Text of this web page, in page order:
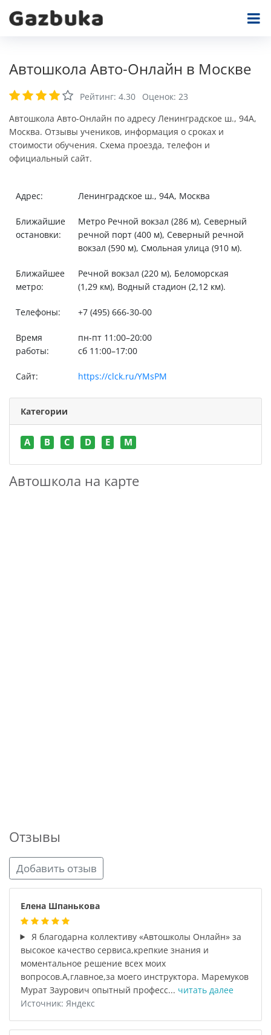
Автошкола Авто-Онлайн в Москве
Рейтинг: 4.30 Оценок: 23
Автошкола Авто-Онлайн по адресу Ленинградское ш., 94А,
Москва. Отзывы учеников, информация о сроках и
стоимости обучения. Схема проезда, телефон и
официальный сайт.
Адрес: Ленинградское ш., 94А, Москва
Ближайшие
остановки:
Метро Речной вокзал (286 м), Северный
речной порт (400 м), Северный речной
вокзал (590 м), Смольная улица (910 м).
Ближайшее
метро:
Речной вокзал (220 м), Беломорская
(1,29 км), Водный стадион (2,12 км).
Телефоны: +7 (495) 666-30-00
Время
работы:
пн-пт 11:00–20:00
сб 11:00–17:00
Сайт: https://clck.ru/YMsPM
Категории
A B C D E M
Автошкола на карте
Отзывы
Добавить отзыв
Елена Шпанькова
Я благодарна коллективу «Автошколы Онлайн» за
высокое качество сервиса,крепкие знания и
моментальное решение всех моих
вопросов.А,главное,за моего инструктора. Маремуков
Мурат Заурович опытный професс... читать далее
Источник: Яндекс